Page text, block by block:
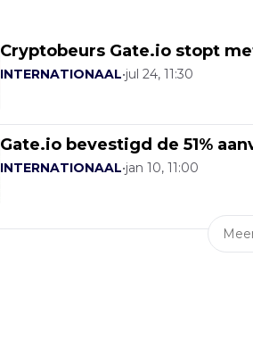
Cryptobeurs Gate.io stopt
INTERNATIONAAL•jul 24, 11:30
Gate.io bevestigd de 51%
INTERNATIONAAL•jan 10, 11:00